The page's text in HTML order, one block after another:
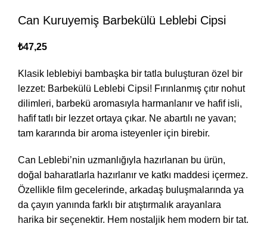
Can Kuruyemiş Barbekülü Leblebi Cipsi
₺
Klasik leblebiyi bambaşka bir tatla buluşturan özel bir
lezzet: Barbekülü Leblebi Cipsi! Fırınlanmış çıtır nohut
dilimleri, barbekü aromasıyla harmanlanır ve hafif isli,
hafif tatlı bir lezzet ortaya çıkar. Ne abartılı ne yavan;
tam kararında bir aroma isteyenler için birebir.
Can Leblebi’nin uzmanlığıyla hazırlanan bu ürün,
doğal baharatlarla hazırlanır ve katkı maddesi içermez.
Özellikle film gecelerinde, arkadaş buluşmalarında ya
da çayın yanında farklı bir atıştırmalık arayanlara
harika bir seçenektir. Hem nostaljik hem modern bir tat.